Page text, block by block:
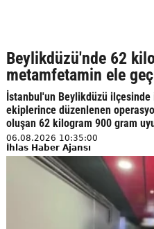
Beylikdüzü'nde 62
metamfetamin ele
İstanbul'un Beylikdüzü
ekiplerince düzenlenen
oluşan 62 kilogram 900 gram
06.08.2026 10:35:00
İhlas Haber Ajansı